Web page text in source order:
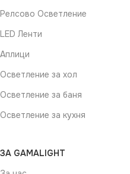
Релсово Осветление
LED Ленти
Аплици
Осветление за хол
Осветление за баня
Осветление за кухня
ЗА GAMALIGHT